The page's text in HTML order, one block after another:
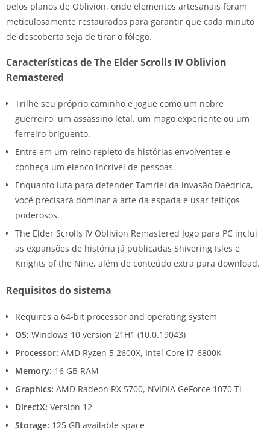
pelos planos de Oblivion, onde elementos artesanais foram
meticulosamente restaurados para garantir que cada minuto
de descoberta seja de tirar o fôlego.
Características de The Elder Scrolls IV Oblivion
Remastered
Trilhe seu próprio caminho e jogue como um nobre
guerreiro, um assassino letal, um mago experiente ou um
ferreiro briguento.
Entre em um reino repleto de histórias envolventes e
conheça um elenco incrível de pessoas.
Enquanto luta para defender Tamriel da invasão Daédrica,
você precisará dominar a arte da espada e usar feitiços
poderosos.
The Elder Scrolls IV Oblivion Remastered Jogo para PC inclui
as expansões de história já publicadas Shivering Isles e
Knights of the Nine, além de conteúdo extra para download.
Requisitos do sistema
Requires a 64-bit processor and operating system
OS: Windows 10 version 21H1 (10.0.19043)
Processor: AMD Ryzen 5 2600X, Intel Core i7-6800K
Memory: 16 GB RAM
Graphics: AMD Radeon RX 5700, NVIDIA GeForce 1070 Ti
DirectX: Version 12
Storage: 125 GB available space